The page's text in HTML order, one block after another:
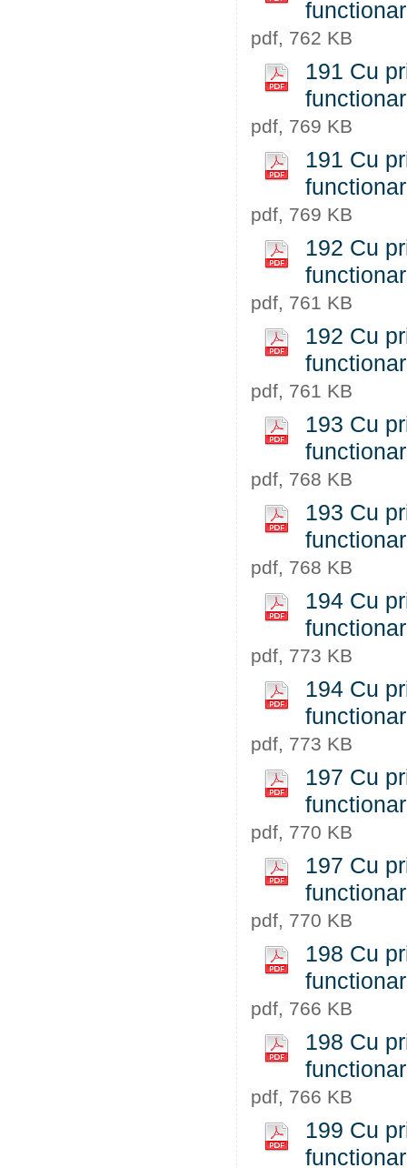
pdf, 762 KB
191 Cu
pdf, 769 KB
191 Cu
pdf, 769 KB
192 Cu
pdf, 761 KB
192 Cu
pdf, 761 KB
193 Cu
pdf, 768 KB
193 Cu
pdf, 768 KB
194 Cu
pdf, 773 KB
194 Cu
pdf, 773 KB
197 Cu
pdf, 770 KB
197 Cu
pdf, 770 KB
198 Cu
pdf, 766 KB
198 Cu
pdf, 766 KB
199 Cu